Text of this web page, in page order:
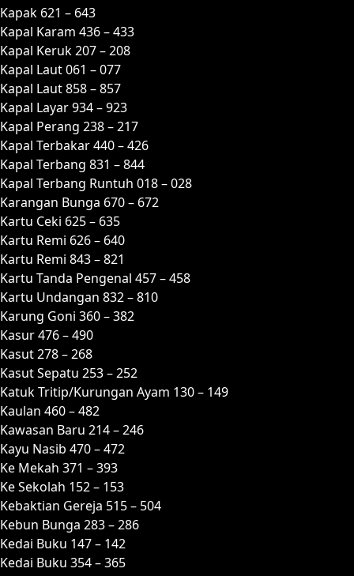
Kapak 621 – 643
Kapal Karam 436 – 433
Kapal Keruk 207 – 208
Kapal Laut 061 – 077
Kapal Laut 858 – 857
Kapal Layar 934 – 923
Kapal Perang 238 – 217
Kapal Terbakar 440 – 426
Kapal Terbang 831 – 844
Kapal Terbang Runtuh 018 – 028
Karangan Bunga 670 – 672
Kartu Ceki 625 – 635
Kartu Remi 626 – 640
Kartu Remi 843 – 821
Kartu Tanda Pengenal 457 – 458
Kartu Undangan 832 – 810
Karung Goni 360 – 382
Kasur 476 – 490
Kasut 278 – 268
Kasut Sepatu 253 – 252
Katuk Tritip/Kurungan Ayam 130 – 149
Kaulan 460 – 482
Kawasan Baru 214 – 246
Kayu Nasib 470 – 472
Ke Mekah 371 – 393
Ke Sekolah 152 – 153
Kebaktian Gereja 515 – 504
Kebun Bunga 283 – 286
Kedai Buku 147 – 142
Kedai Buku 354 – 365